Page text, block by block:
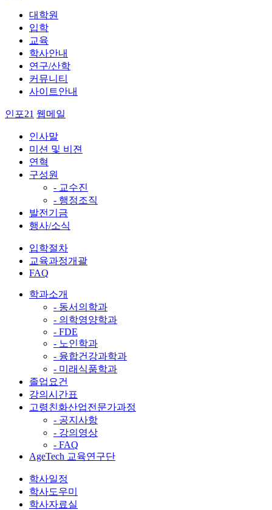
대학원
입학
교육
학사안내
연구/산학
커뮤니티
사이트안내
인포21 웹메일
인사말
미션 및 비젼
연혁
구성원
- 교수진
- 행정조직
발전기금
행사/소식
입학절차
교육과정개괄
FAQ
학과소개
- 동서의학과
- 의학영양학과
- FDE
- 노인학과
- 융합건강과학과
- 미래식품학과
졸업요건
강의시간표
고령친화산업전문가과정
- 공지사항
- 강의영상
- FAQ
AgeTech 교육연구단
학사일정
학사도우미
학사자료실